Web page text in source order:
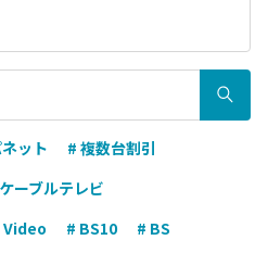
ット
# 複数台割引
ーブルテレビ
Video
# BS10 # BS